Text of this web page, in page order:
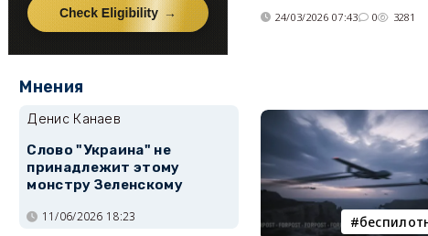
24/03/2026 07:43 0 3281
Мнения
Денис Канаев
Слово "Украина" не
принадлежит этому
монстру Зеленскому
11/06/2026 18:23